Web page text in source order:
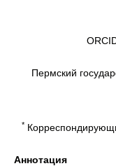
Пермский
*
Аннотация